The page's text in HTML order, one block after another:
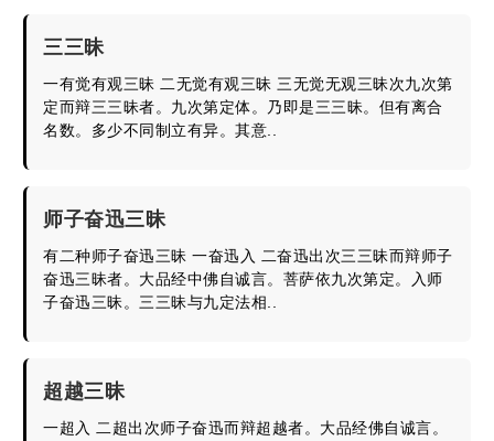
三三昧
一有觉有观三昧 二无觉有观三昧 三无觉无观三昧次九次第
定而辩三三昧者。九次第定体。乃即是三三昧。但有离合
名数。多少不同制立有异。其意..
师子奋迅三昧
有二种师子奋迅三昧 一奋迅入 二奋迅出次三三昧而辩师子
奋迅三昧者。大品经中佛自诚言。菩萨依九次第定。入师
子奋迅三昧。三三昧与九定法相..
超越三昧
一超入 二超出次师子奋迅而辩超越者。大品经佛自诚言。